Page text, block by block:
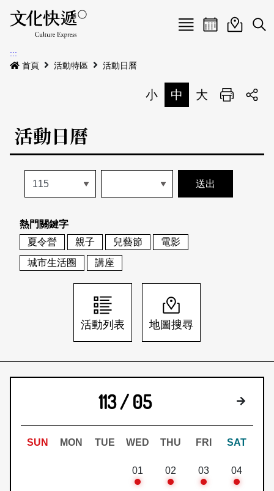
Menu
最新公告
本期專題
歷史專題
活動特區
活動列表
地圖搜尋
關於我們
關於我們
刊物索取地點
會員基本資料
刊登活動
網站導覽 English
日本語 登入/註冊
活動日曆活動地圖
展
:::
首頁
活動特區 活動日曆
小 中 大 列印
活動日曆
熱門關鍵字
夏令營
親子 兒藝節
電影
城市生活圈
講座
活動列表 地圖搜尋
113 / 05 下個月
SUN MON TUE WED THU FRI SAT
01 02 03 04